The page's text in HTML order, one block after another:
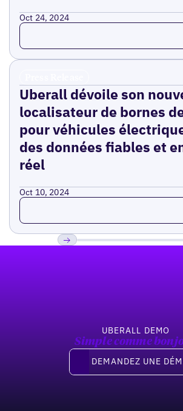
Oct 24, 2024
Read more
Uberall dévoile son
localisateur de bornes
pour véhicules
des données fiables et
réel
Oct 10, 2024
Read more
UBERALL DEMO
Simple comme
Demandez une démo
DEMANDEZ UNE